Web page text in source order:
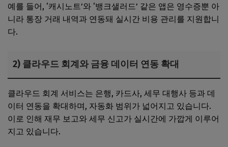
예를 들어, ‘캐시노트’와 ‘뱅크샐러드’ 같은 앱은 영수증뿐 아
니라 통장 거래 내역과 연동돼 실시간 비용 관리를 지원합니
다.
2) 클라우드 회계와 금융 데이터 연동 확대
클라우드 회계 서비스는 은행, 카드사, 세무 대행사 등과 데
이터 연동을 확대하며, 자동화 범위가 넓어지고 있습니다.
이로 인해 재무 보고와 세무 신고가 실시간에 가깝게 이루어
지고 있습니다.